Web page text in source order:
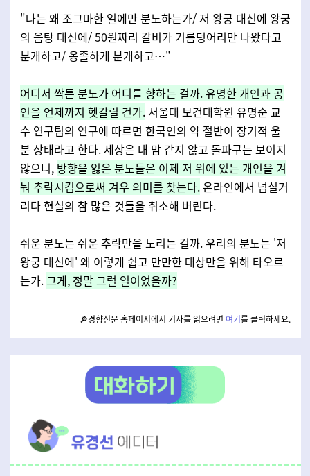
"나는 왜 조그마한 일에만 분노하는가/ 저 왕궁 대신에 왕궁
의 음탕 대신에/ 50원짜리 갈비가 기름덩어리만 나왔다고
분개하고/ 옹졸하게 분개하고…"
어디서 싹튼 분노가 어디를 향하는 걸까. 유명한 개인과 공
인을 언제까지 헷갈릴 건가.서울대 보건대학원 유명순 교
수 연구팀의 연구에 따르면 한국인의 약 절반이 장기적 울
분 상태라고 한다. 세상은 내 맘 같지 않고 돌파구는 보이지
않으니, 방향을 잃은 분노들은 이제 저 위에 있는 개인을 겨
눠 추락시킴으로써 겨우 의미를 찾는다.온라인에서 넘실거
리다 현실의 참 많은 것들을 취소해 버린다.
쉬운 분노는 쉬운 추락만을 노리는 걸까. 우리의 분노는 '저
왕궁 대신에' 왜 이렇게 쉽고 만만한 대상만을 위해 타오르
는가.그게, 정말 그럴 일이었을까?
🔎경향신문 홈페이지에서 기사를 읽으려면 여기를 클릭하세요.